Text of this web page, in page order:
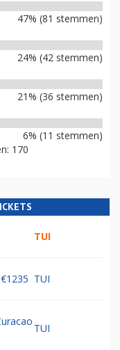
47% (81 stemmen)
24% (42 stemmen)
21% (36 stemmen)
6% (11 stemmen)
170
TUI
TUI
TUI